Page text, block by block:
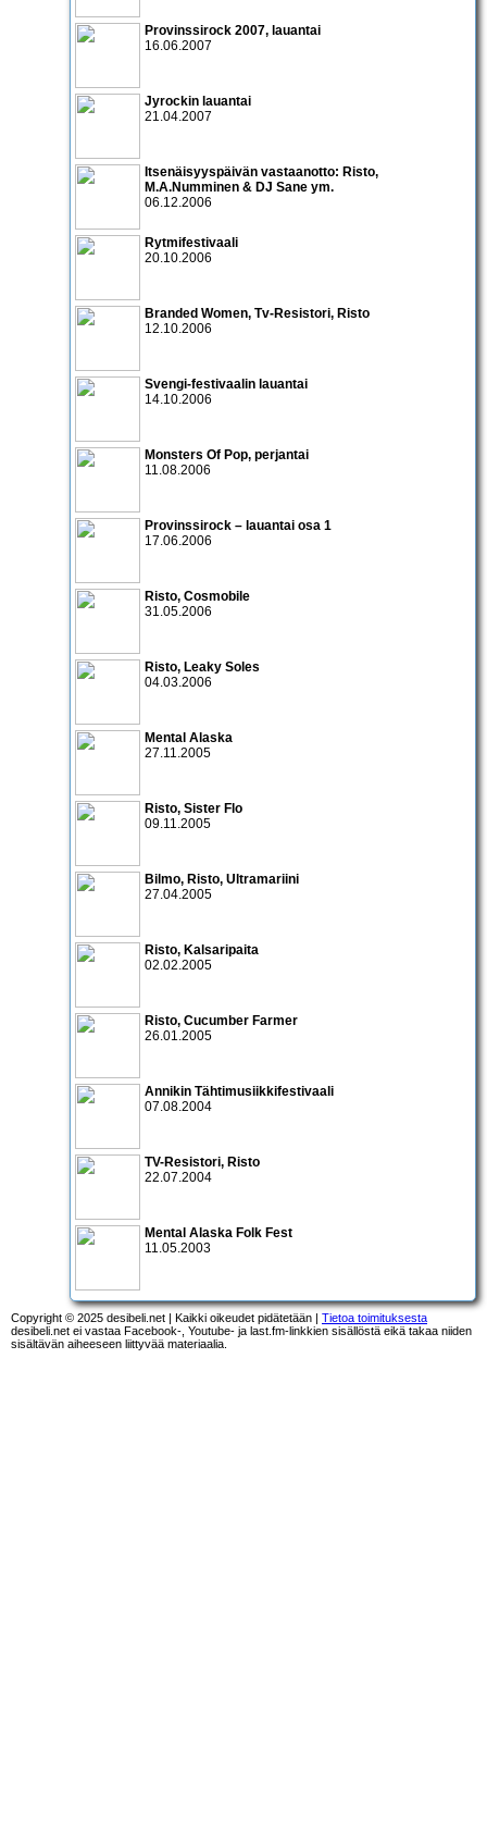
Provinssirock 2007, lauantai
16.06.2007
Jyrockin lauantai
21.04.2007
Itsenäisyyspäivän vastaanotto: Risto,
M.A.Numminen & DJ Sane ym.
06.12.2006
Rytmifestivaali
20.10.2006
Branded Women, Tv-Resistori, Risto
12.10.2006
Svengi-festivaalin lauantai
14.10.2006
Monsters Of Pop, perjantai
11.08.2006
Provinssirock – lauantai osa 1
17.06.2006
Risto, Cosmobile
31.05.2006
Risto, Leaky Soles
04.03.2006
Mental Alaska
27.11.2005
Risto, Sister Flo
09.11.2005
Bilmo, Risto, Ultramariini
27.04.2005
Risto, Kalsaripaita
02.02.2005
Risto, Cucumber Farmer
26.01.2005
Annikin Tähtimusiikkifestivaali
07.08.2004
TV-Resistori, Risto
22.07.2004
Mental Alaska Folk Fest
11.05.2003
Copyright © 2025 desibeli.net | Kaikki oikeudet pidätetään | Tietoa toimituksesta
desibeli.net ei vastaa Facebook-, Youtube- ja last.fm-linkkien sisällöstä eikä takaa niiden
sisältävän aiheeseen liittyvää materiaalia.